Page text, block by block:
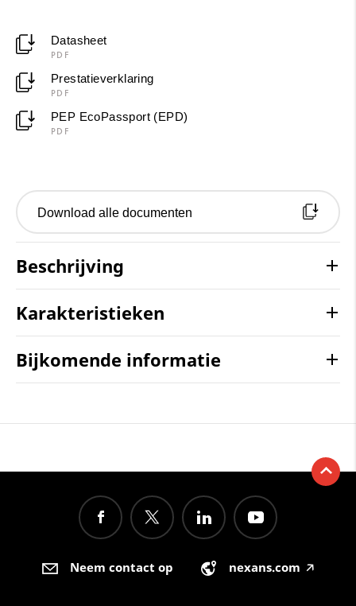
Datasheet
PDF
Prestatieverklaring
PDF
PEP EcoPassport (EPD)
PDF
Download alle documenten
Beschrijving
Karakteristieken
Bijkomende informatie
Neem contact op nexans.com 🡥